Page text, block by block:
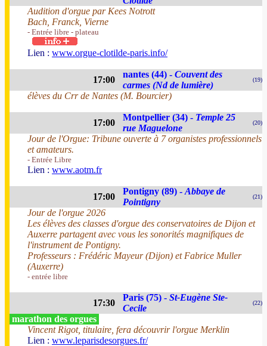
Audition d'orgue par Kees Notrott
Bach, Franck, Vierne
- Entrée libre - plateau
Lien : www.orgue-clotilde-paris.info/
17:00
nantes (44) - Couvent des
carmes (Nd de lumière)
(19)
élèves du Crr de Nantes (M. Bourcier)
17:00
Montpellier (34) - Temple 25
rue Maguelone
(20)
Jour de l'Orgue: Tribune ouverte à 7 organistes professionnels
et amateurs.
- Entrée Libre
Lien : www.aotm.fr
17:00
Pontigny (89) - Abbaye de
Pointigny
(21)
Jour de l'orgue 2026
Les élèves des classes d'orgue des conservatoires de Dijon et
Auxerre partagent avec vous les sonorités magnifiques de
l'instrument de Pontigny.
Professeurs : Frédéric Mayeur (Dijon) et Fabrice Muller
(Auxerre)
- entrée libre
17:30
Paris (75) - St-Eugène Ste-
Cecile
(22)
marathon des orgues
Vincent Rigot, titulaire, fera découvrir l'orgue Merklin
Lien : www.leparisdesorgues.fr/